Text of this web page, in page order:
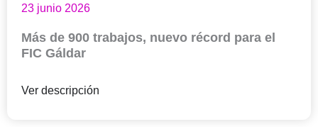
23 junio 2026
Más de 900 trabajos, nuevo récord para el
FIC Gáldar
Ver descripción